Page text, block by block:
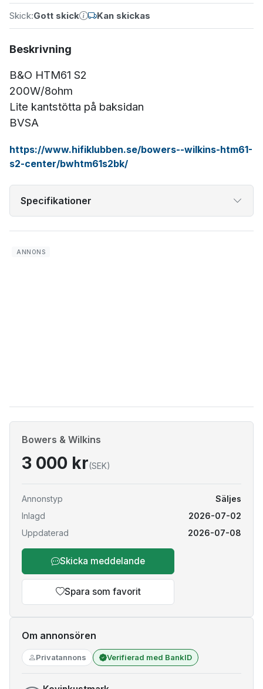
Skick:Gott skick Kan skickas
Beskrivning
B&O HTM61 S2
200W/8ohm
Lite kantstötta på baksidan
BVSA
https://www.hifiklubben.se/bowers--wilkins-htm61-
s2-center/bwhtm61s2bk/
Specifikationer
Bowers & Wilkins
3 000 kr(SEK)
Annonstyp
Säljes
Inlagd
2026-07-02
Uppdaterad
2026-07-08
Skicka meddelande
Spara som favorit
Om annonsören
Privatannons Verifierad med BankID